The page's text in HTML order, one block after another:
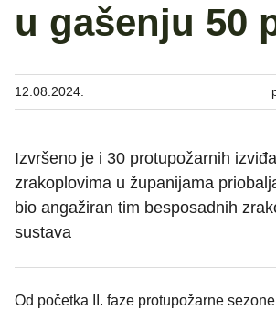
u gašenju 50
12.08.2024.
Izvršeno je i 30 protupožarnih
zrakoplovima u županijama
bio angažiran tim besposadnih
sustava
Od početka II. faze protupožarne